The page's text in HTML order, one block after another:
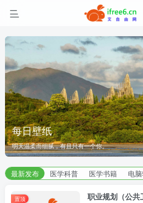
每日壁纸
明天温柔而细腻，有且只有一个你。
湖南师范大学
研究生院|医学部
每日壁纸
明天温柔而细腻，有且只有一个你。
师范大学
生院|医学部
最新发布 医学科普 医学书籍 电
置顶 职业规划（公共